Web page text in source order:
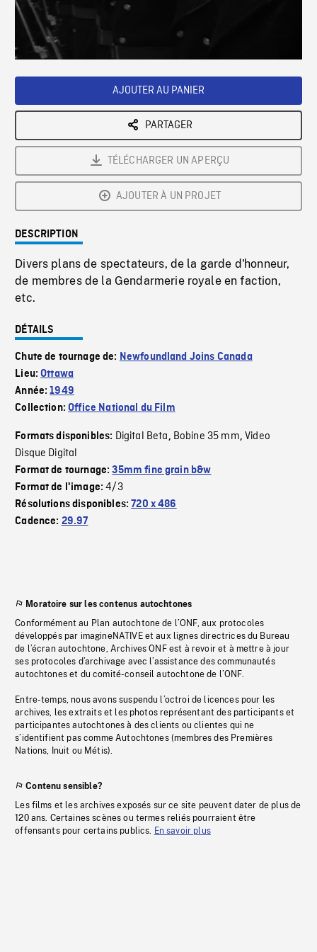
AJOUTER AU PANIER
PARTAGER
TÉLÉCHARGER UN APERÇU
AJOUTER À UN PROJET
DESCRIPTION
Divers plans de spectateurs, de la garde d'honneur,
de membres de la Gendarmerie royale en faction,
etc.
DÉTAILS
Chute de tournage de: Newfoundland Joins Canada
Lieu:Ottawa
Année:1949
Collection:Office National du Film
Formats disponibles: Digital Beta, Bobine 35 mm,Video
Disque Digital
Format de tournage:35mm fine grain b&w
Format de l'image:4/3
Résolutions disponibles:720 x 486
Cadence: 29.97
Moratoire sur les contenus autochtones
Conformément au Plan autochtone de l’ONF, aux protocoles
développés par imagineNATIVE et aux lignes directrices du Bureau
de l’écran autochtone, Archives ONF est à revoir et à mettre à jour
ses protocoles d’archivage avec l’assistance des communautés
autochtones et du comité-conseil autochtone de l’ONF.
Entre-temps, nous avons suspendu l’octroi de licences pour les
archives, les extraits et les photos représentant des participants et
participantes autochtones à des clients ou clientes qui ne
s’identifient pas comme Autochtones (membres des Premières
Nations, Inuit ou Métis).
Contenu sensible?
Les films et les archives exposés sur ce site peuvent dater de plus de
120 ans. Certaines scènes ou termes reliés pourraient être
offensants pour certains publics. En savoir plus